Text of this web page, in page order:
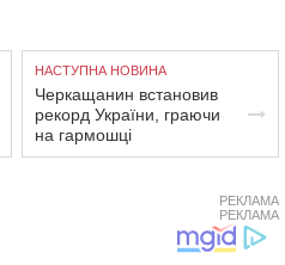
НАСТУПНА НОВИНА
Черкащанин встановив
рекорд України, граючи
на гармошці
РЕКЛАМА
РЕКЛАМА